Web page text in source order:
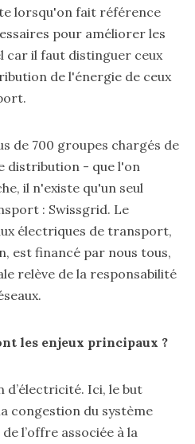
lorsqu'on fait référence
pour améliorer les
car il faut distinguer ceux
de l'énergie de ceux
de 700 groupes chargés de
distribution - que l'on
il n'existe qu'un seul
: Swissgrid. Le
électriques de transport,
est financé par nous tous,
relève de la responsabilité
les enjeux principaux ?
d’électricité. Ici, le but
congestion du système
l’offre associée à la